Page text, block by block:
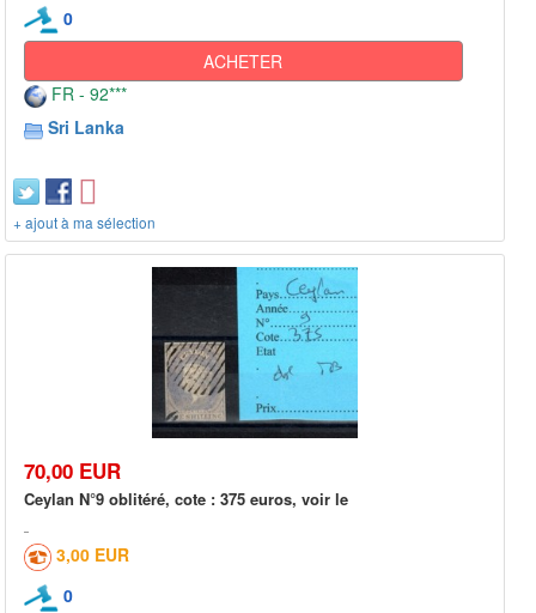
0
ACHETER
FR - 92***
Sri Lanka
+ ajout à ma sélection
70,00 EUR
Ceylan N°9 oblitéré, cote : 375 euros, voir le
3,00 EUR
0